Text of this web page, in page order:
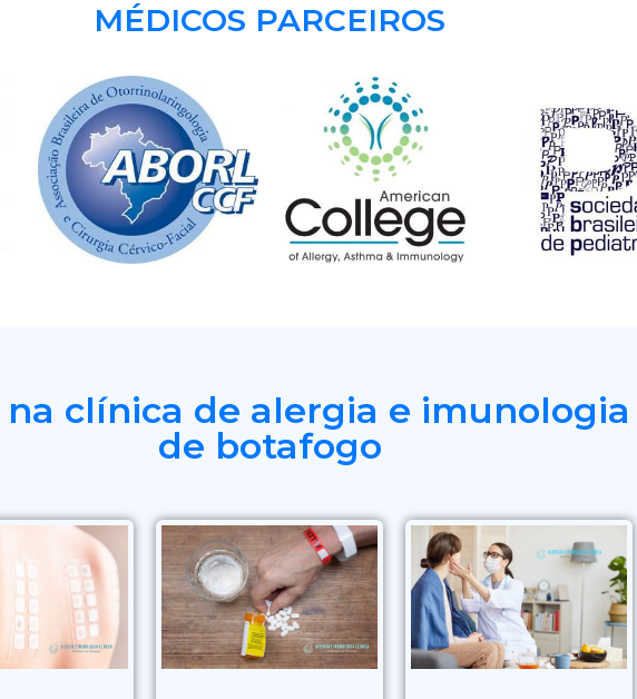
MÉDICOS PARCEIROS
na clínica de alergia e
de botafogo